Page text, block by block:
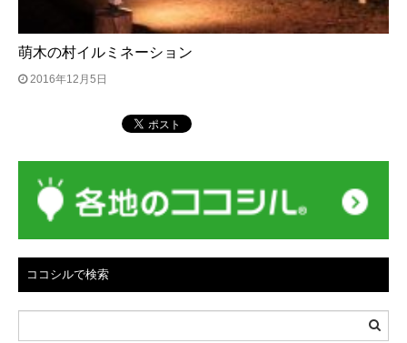
萌木の村イルミネーション
2016年12月5日
ココシルで検索